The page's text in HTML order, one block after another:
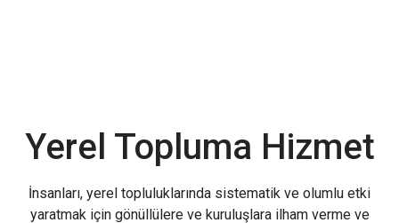
Yerel Topluma Hizmet
İnsanları, yerel topluluklarında sistematik ve olumlu etki
yaratmak için gönüllülere ve kuruluşlara ilham verme ve